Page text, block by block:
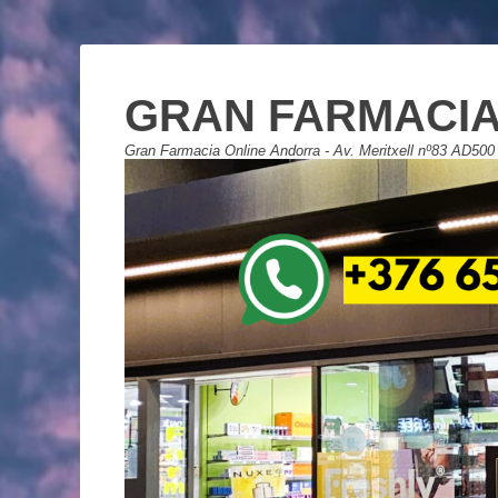
GRAN
Gran Farmacia Online Andorra - Av. Meritxell nº83